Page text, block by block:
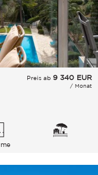
Preis ab 9 340 EUR
/ Monat